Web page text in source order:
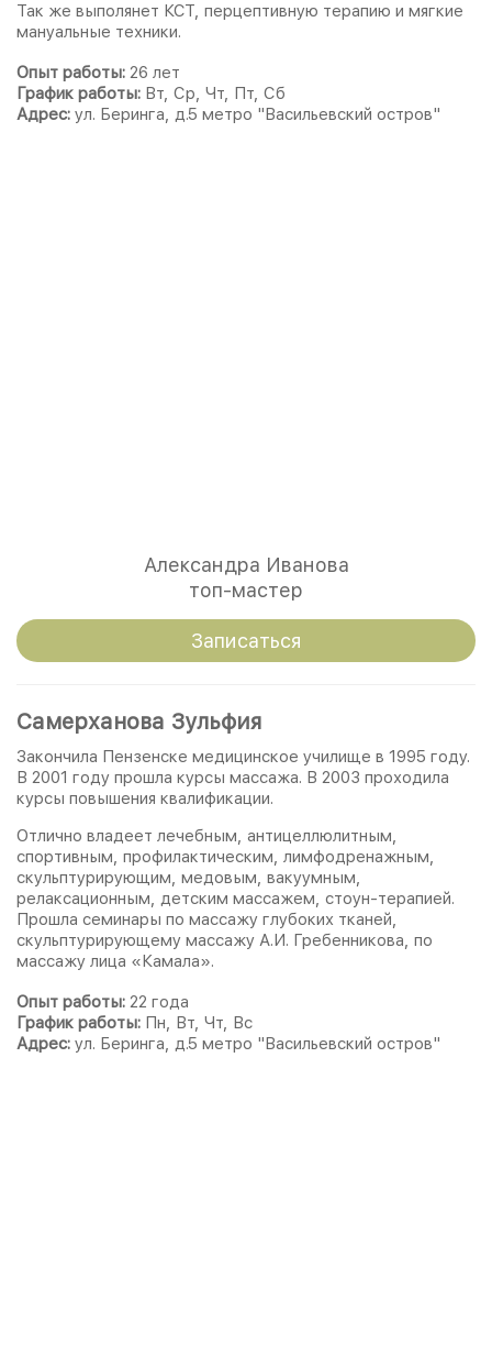
Так же выполянет КСТ, перцептивную терапию и мягкие
мануальные техники.
Опыт работы: 26 лет
График работы: Вт, Ср, Чт, Пт, Сб
Адрес: ул. Беринга, д.5 метро "Васильевский остров"
Александра Иванова
топ-мастер
Записаться
Самерханова Зульфия
Закончила Пензенске медицинское училище в 1995 году.
В 2001 году прошла курсы массажа. В 2003 проходила
курсы повышения квалификации.
Отлично владеет лечебным, антицеллюлитным,
спортивным, профилактическим, лимфодренажным,
скульптурирующим, медовым, вакуумным,
релаксационным, детским массажем, стоун-терапией.
Прошла семинары по массажу глубоких тканей,
скульптурирующему массажу А.И. Гребенникова, по
массажу лица «Камала».
Опыт работы: 22 года
График работы: Пн, Вт, Чт, Вс
Адрес: ул. Беринга, д.5 метро "Васильевский остров"